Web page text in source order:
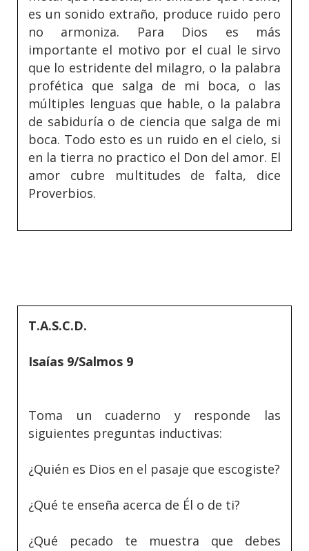
es un sonido extraño, produce ruido pero
no armoniza. Para Dios es más
importante el motivo por el cual le sirvo
que lo estridente del milagro, o la palabra
profética que salga de mi boca, o las
múltiples lenguas que hable, o la palabra
de sabiduría o de ciencia que salga de mi
boca. Todo esto es un ruido en el cielo, si
en la tierra no practico el Don del amor. El
amor cubre multitudes de falta, dice
Proverbios.
T.A.S.C.D.
Isaías 9/Salmos 9
Toma un cuaderno y responde las
siguientes preguntas inductivas:
¿Quién es Dios en el pasaje que escogiste?
¿Qué te enseña acerca de Él o de ti?
¿Qué pecado te muestra que debes